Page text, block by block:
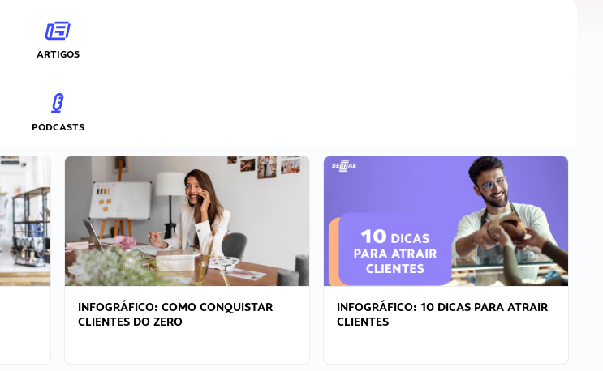
ARTIGOS
PODCASTS
INFOGRÁFICO: COMO CONQUISTAR
CLIENTES DO ZERO
INFOGRÁFICO: 10 DICAS PARA ATRAIR
CLIENTES